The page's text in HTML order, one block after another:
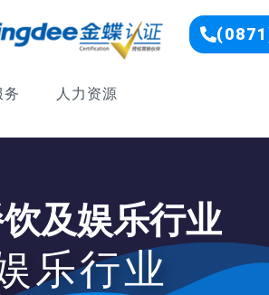
人力资源
及娱乐行业
乐行业